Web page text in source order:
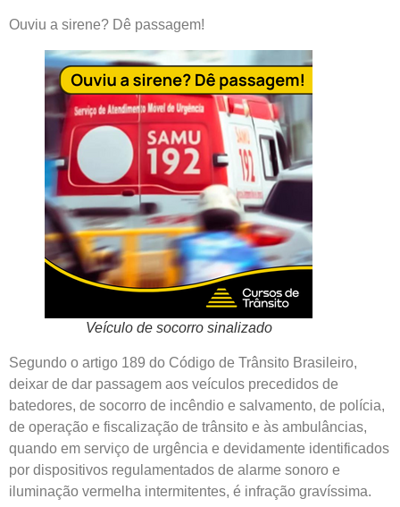
Ouviu a sirene? Dê passagem!
Veículo de socorro sinalizado
Segundo o artigo 189 do Código de Trânsito Brasileiro,
deixar de dar passagem aos veículos precedidos de
batedores, de socorro de incêndio e salvamento, de polícia,
de operação e fiscalização de trânsito e às ambulâncias,
quando em serviço de urgência e devidamente identificados
por dispositivos regulamentados de alarme sonoro e
iluminação vermelha intermitentes, é infração gravíssima.